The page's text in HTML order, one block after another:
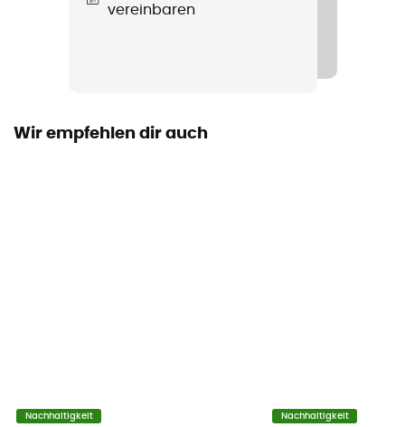
Isolierend / Atmungsaktiv
vereinbaren
Wir empfehlen dir auch
Nachhaltigkeit Nachhaltigkeit